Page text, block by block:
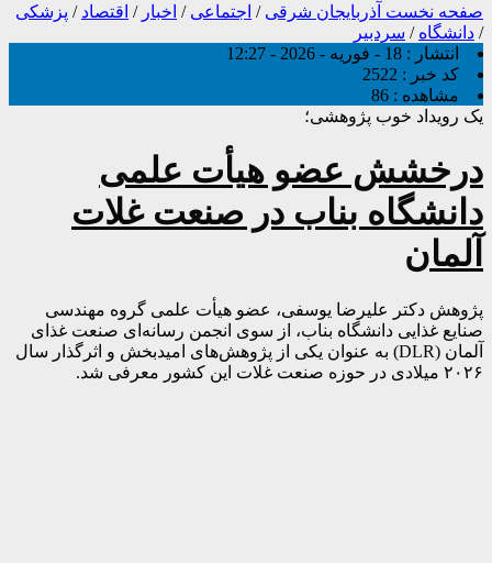
صفحه نخست آذربایجان شرقی / اجتماعی / اخبار / اقتصاد / پزشکی
/ دانشگاه / سردبیر
انتشار : 18 - فوریه - 2026 - 12:27
کد خبر : 2522
مشاهده : 86
یک رویداد خوب پژوهشی؛
درخشش عضو هیأت علمی
دانشگاه بناب در صنعت غلات
آلمان
پژوهش دکتر علیرضا یوسفی، عضو هیأت علمی گروه مهندسی
صنایع غذایی دانشگاه بناب، از سوی انجمن رسانه‌ای صنعت غذای
آلمان (DLR) به عنوان یکی از پژوهش‌های امیدبخش و اثرگذار سال
۲۰۲۶ میلادی در حوزه صنعت غلات این کشور معرفی شد.